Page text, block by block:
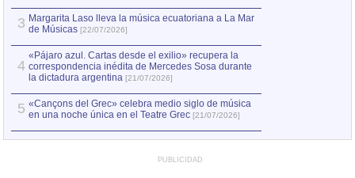
3 Margarita Laso lleva la música ecuatoriana a La Mar
de Músicas [22/07/2026]
4
«Pájaro azul. Cartas desde el exilio» recupera la
correspondencia inédita de Mercedes Sosa durante
la dictadura argentina [21/07/2026]
5 «Cançons del Grec» celebra medio siglo de música
en una noche única en el Teatre Grec [21/07/2026]
PUBLICIDAD